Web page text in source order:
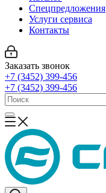
Спецпредложения
Услуги сервиса
Контакты
Заказать звонок
+7 (3452) 399-456
+7 (3452) 399-456